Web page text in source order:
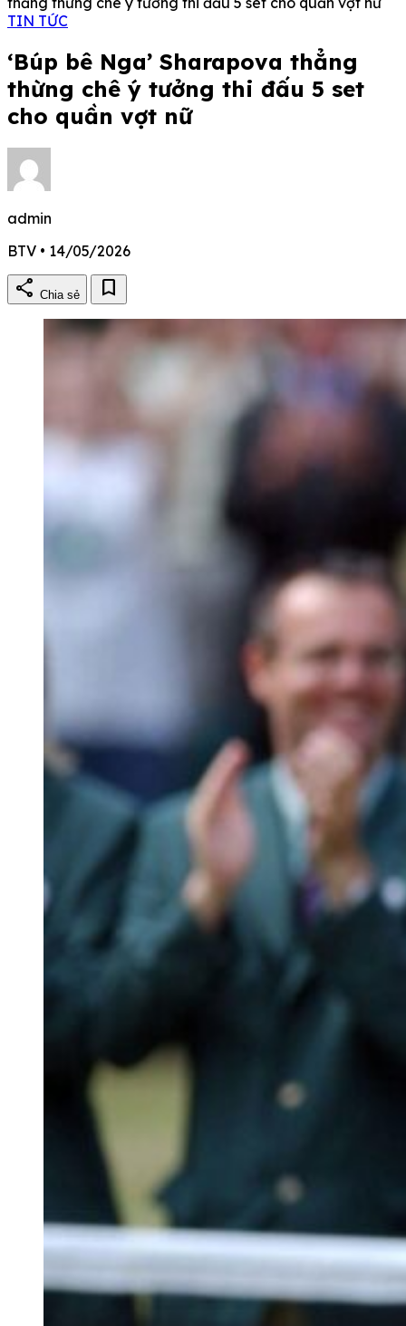
TIN TỨC
‘Búp bê Nga’ Sharapova thẳng
thừng chê ý tưởng thi đấu 5 set
cho quần vợt nữ
admin
BTV • 14/05/2026
share Chia sẻ bookmark